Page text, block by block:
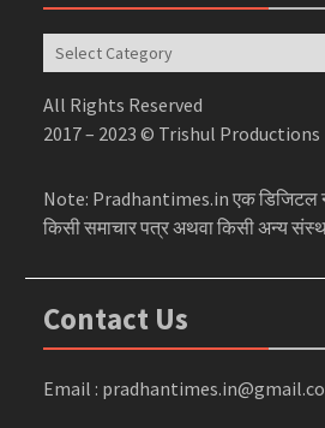
Jump
to
Sections
All Rights Reserved
2017 – 2023 © Trishul Productions
Note: Pradhantimes.in एक डिजिटल
किसी समाचार पत्र अथवा किसी अन्य
Contact Us
Email :